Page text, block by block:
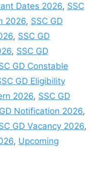
Dates 2026, SSC
2026, SSC GD
, SSC GD
, SSC GD
GD Constable
GD Eligibility
2026, SSC GD
Notification 2026,
GD Vacancy 2026,
, Upcoming